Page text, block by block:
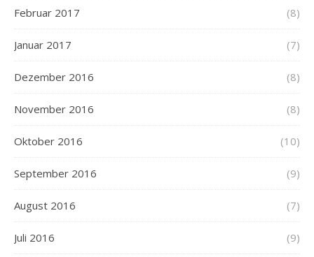
Februar 2017 (8)
Januar 2017 (7)
Dezember 2016 (8)
November 2016 (8)
Oktober 2016 (10)
September 2016 (9)
August 2016 (7)
Juli 2016 (9)